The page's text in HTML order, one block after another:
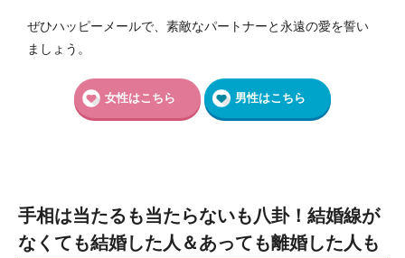
ぜひハッピーメールで、素敵なパートナーと永遠の愛を誓い
ましょう。
女性はこちら 男性はこちら
手相は当たるも当たらないも八卦！結婚線が
なくても結婚した人＆あっても離婚した人も